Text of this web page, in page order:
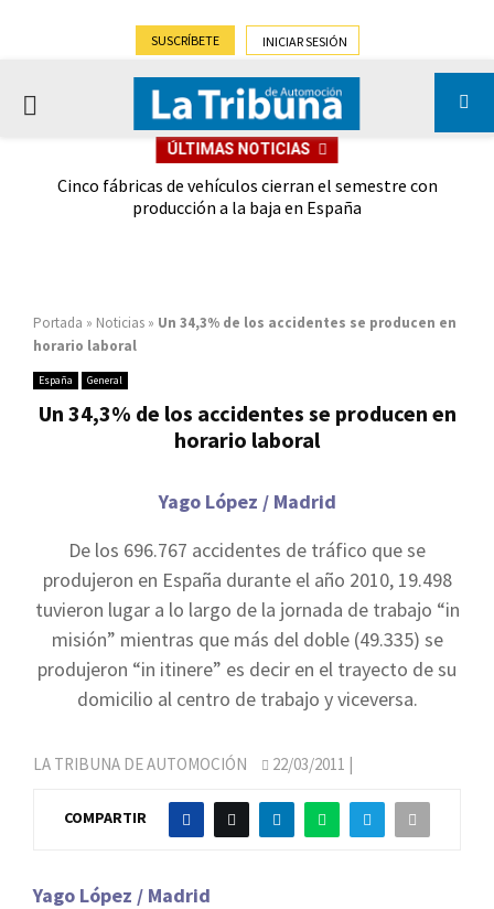
SUSCRÍBETE INICIAR SESIÓN
PRIMARY
ÚLTIMAS NOTICIAS
Cinco fábricas de vehículos cierran el semestre con
producción a la baja en España
Portada » Noticias » Un 34,3% de los accidentes se producen en
horario laboral
España General
Un 34,3% de los accidentes se producen en
horario laboral
Yago López / Madrid
De los 696.767 accidentes de tráfico que se
produjeron en España durante el año 2010, 19.498
tuvieron lugar a lo largo de la jornada de trabajo “in
misión” mientras que más del doble (49.335) se
produjeron “in itinere” es decir en el trayecto de su
domicilio al centro de trabajo y viceversa.
LA TRIBUNA DE AUTOMOCIÓN 22/03/2011 |
COMPARTIR
Yago López / Madrid